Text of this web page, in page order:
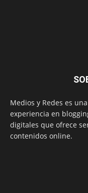
Medios y Redes es
experiencia en
digitales que ofrece
contenidos online.